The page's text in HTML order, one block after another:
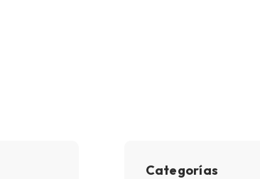
Categorías